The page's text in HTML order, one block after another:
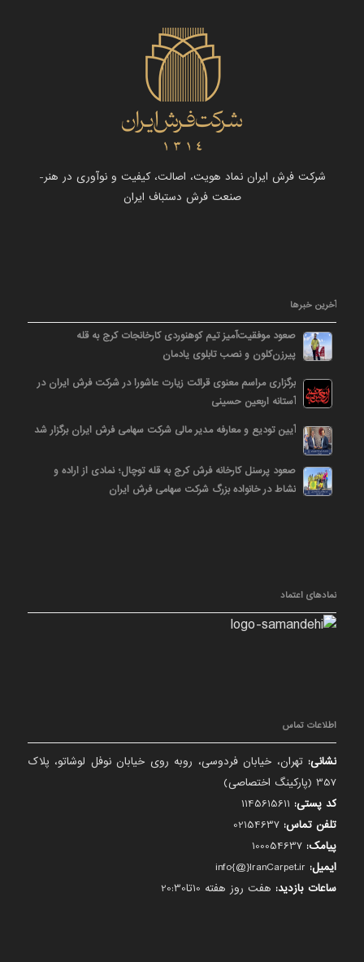
شرکت فرش ایران نماد هویت، اصالت، کیفیت و نوآوری در هنر-
صنعت فرش دستباف ایران
آخرین خبرها
صعود موفقیت‌آمیز تیم کوهنوردی کارخانجات کرج به قله
پیرزن‌کلون و نصب تابلوی یادمان
برگزاری مراسم معنوی قرائت زیارت عاشورا در شرکت فرش ایران در
آستانه اربعین حسینی
آیین تودیع و معارفه مدیر مالی شرکت سهامی فرش ایران برگزار شد
صعود پرسنل کارخانه فرش کرج به قله توچال؛ نمادی از اراده و
نشاط در خانواده بزرگ شرکت سهامی فرش ایران
نمادهای اعتماد
اطلاعات تماس
نشانی: تهران، خیابان فردوسی، روبه روی خیابان نوفل لوشاتو، پلاک
357 (پارکینگ اختصاصی)
کد پستی:
تلفن تماس:
پیامک:
ایمیل:
ساعات بازدید: هفت روز هفته 10تا20:30